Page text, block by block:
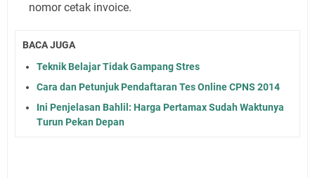
nomor cetak invoice.
BACA JUGA
Teknik Belajar Tidak Gampang Stres
Cara dan Petunjuk Pendaftaran Tes Online CPNS 2014
Ini Penjelasan Bahlil: Harga Pertamax Sudah Waktunya
Turun Pekan Depan